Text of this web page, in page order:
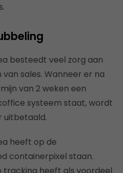
besteedt veel zorg aan
sales. Wanneer er na
van 2 weken een
systeem staat, wordt
uitbetaald.
heeft op de
containerpixel staan.
tracking heeft als voordeel